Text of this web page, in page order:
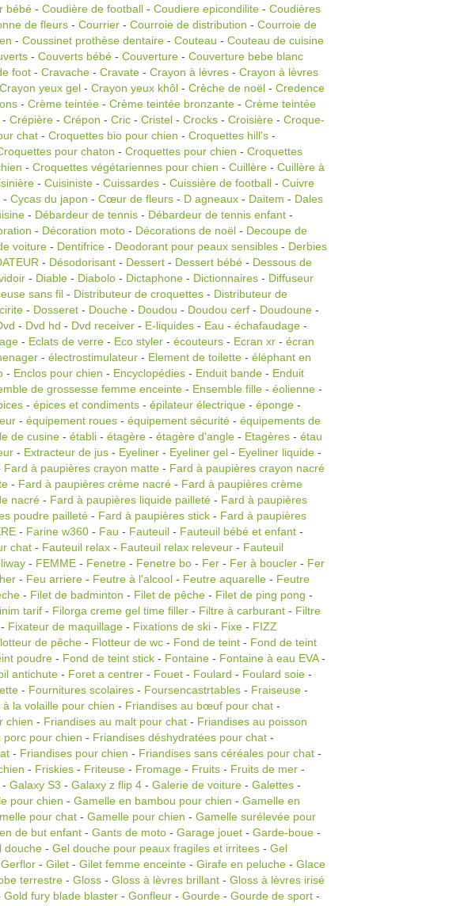
bébé - Coudière de football - Coudiere epicondilite - Coudières
de fleurs - Courrier - Courroie de distribution - Courroie de
- Coussinet prothèse dentaire - Couteau - Couteau de cuisine
- Couverts bébé - Couverture - Couverture bebe blanc
foot - Cravache - Cravate - Crayon à lèvres - Crayon à lèvres
Crayon yeux gel - Crayon yeux khôl - Crèche de noël - Credence
- Crème teintée - Crème teintée bronzante - Crème teintée
- Crépière - Crépon - Cric - Cristel - Crocks - Croisière - Croque-
chat - Croquettes bio pour chien - Croquettes hill's -
pour chaton - Croquettes pour chien - Croquettes
- Croquettes végétariennes pour chien - Cuillère - Cuillère à
- Cuisiniste - Cuissardes - Cuissière de football - Cuivre
- Cycas du japon - Cœur de fleurs - D agneaux - Daitem - Dales
- Débardeur de tennis - Débardeur de tennis enfant -
- Décoration moto - Décorations de noël - Decoupe de
voiture - Dentifrice - Deodorant pour peaux sensibles - Derbies
- Désodorisant - Dessert - Dessert bébé - Dessous de
- Diable - Diabolo - Dictaphone - Dictionnaires - Diffuseur
sans fil - Distributeur de croquettes - Distributeur de
- Dosseret - Douche - Doudou - Doudou cerf - Doudoune -
- Dvd hd - Dvd receiver - E-liquides - Eau - échafaudage -
- Eclats de verre - Eco styler - écouteurs - Ecran xr - écran
- électrostimulateur - Element de toilette - éléphant en
- Enclos pour chien - Encyclopédies - Enduit bande - Enduit
de grossesse femme enceinte - Ensemble fille - éolienne -
- épices et condiments - épilateur électrique - éponge -
- équipement roues - équipement sécurité - équipements de
de cusine - établi - étagère - étagère d'angle - Etagères - étau
- Extracteur de jus - Eyeliner - Eyeliner gel - Eyeliner liquide -
Fard à paupières crayon matte - Fard à paupières crayon nacré
- Fard à paupières crème nacré - Fard à paupières crème
nacré - Fard à paupières liquide pailleté - Fard à paupières
poudre pailleté - Fard à paupières stick - Fard à paupières
- Farine w360 - Fau - Fauteuil - Fauteuil bébé et enfant -
chat - Fauteuil relax - Fauteuil relax releveur - Fauteuil
- FEMME - Fenetre - Fenetre bo - Fer - Fer à boucler - Fer
- Feu arriere - Feutre à l'alcool - Feutre aquarelle - Feutre
- Filet de badminton - Filet de pêche - Filet de ping pong -
tarif - Filorga creme gel time filler - Filtre à carburant - Filtre
- Fixateur de maquillage - Fixations de ski - Fixe - FIZZ
de pêche - Flotteur de wc - Fond de teint - Fond de teint
poudre - Fond de teint stick - Fontaine - Fontaine à eau EVA-
antichute - Foret a centrer - Fouet - Foulard - Foulard soie -
- Fournitures scolaires - Foursencastrtables - Fraiseuse -
à la volaille pour chien - Friandises au bœuf pour chat -
chien - Friandises au malt pour chat - Friandises au poisson
porc pour chien - Friandises déshydratées pour chat -
- Friandises pour chien - Friandises sans céréales pour chat -
- Friskies - Friteuse - Fromage - Fruits - Fruits de mer -
- Galaxy S3 - Galaxy z flip 4 - Galerie de voiture - Galettes -
pour chien - Gamelle en bambou pour chien - Gamelle en
pour chat - Gamelle pour chien - Gamelle surélevée pour
de but enfant - Gants de moto - Garage jouet - Garde-boue -
douche - Gel douche pour peaux fragiles et irritees - Gel
Gerflor - Gilet - Gilet femme enceinte - Girafe en peluche - Glace
terrestre - Gloss - Gloss à lèvres brillant - Gloss à lèvres irisé
Gold fury blade blaster - Gonfleur - Gourde - Gourde de sport -